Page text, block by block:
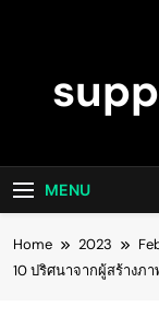
MENU
Home 2023
10 ปริศนาจากผู้สร้างภ